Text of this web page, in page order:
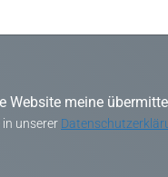
Website meine
unserer